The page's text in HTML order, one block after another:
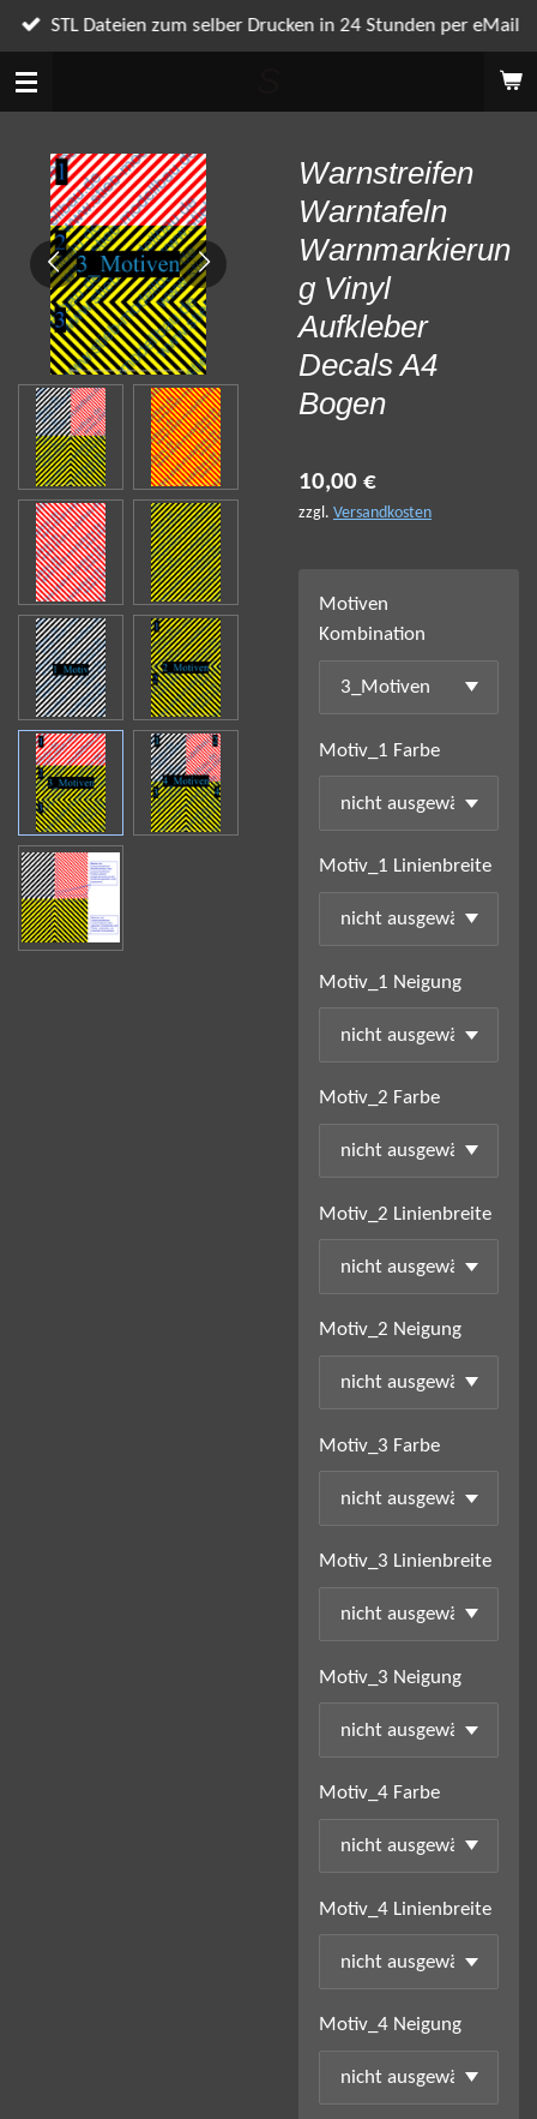
Zum
Hauptinhalt
springen
STL Dateien zum selber Drucken in 24 Stunden per eMail
Warnstreifen
Warntafeln
Warnmarkierun
g Vinyl
Aufkleber
Decals A4
Bogen
10,00 €
zzgl. Versandkosten
Motiven
Kombination
Motiv_1 Farbe
Motiv_1 Linienbreite
Motiv_1 Neigung
Motiv_2 Farbe
Motiv_2 Linienbreite
Motiv_2 Neigung
Motiv_3 Farbe
Motiv_3 Linienbreite
Motiv_3 Neigung
Motiv_4 Farbe
Motiv_4 Linienbreite
Motiv_4 Neigung